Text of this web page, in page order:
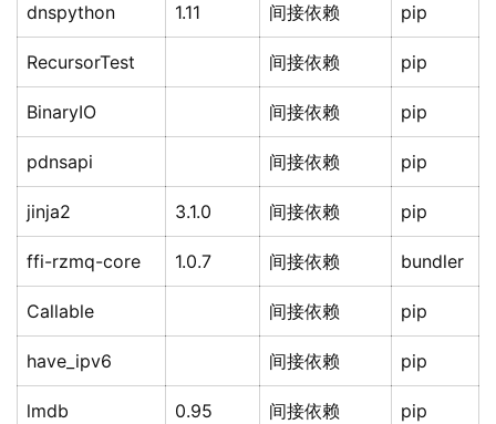
dnspython 1.11 间接依赖 pip
RecursorTest 间接依赖 pip
BinaryIO 间接依赖 pip
pdnsapi 间接依赖 pip
jinja2 3.1.0 间接依赖 pip
ffi-rzmq-core 1.0.7 间接依赖 bundler
Callable 间接依赖 pip
have_ipv6 间接依赖 pip
lmdb 0.95 间接依赖 pip